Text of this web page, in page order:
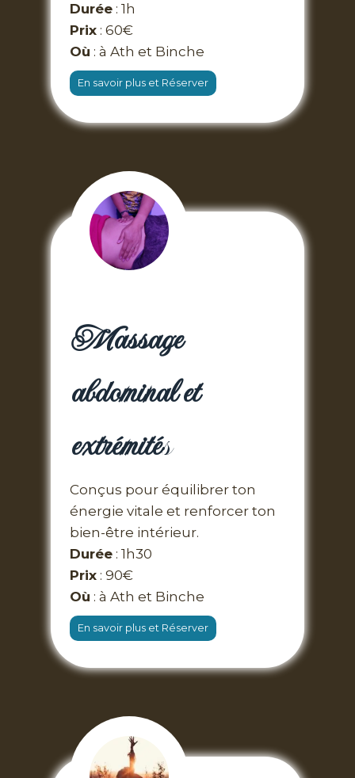
Durée : 1h
Prix : 60€
Où : à Ath et Binche
En savoir plus et Réserver
Massage
abdominal et
extrémités
Conçus pour équilibrer ton
énergie vitale et renforcer ton
bien-être intérieur.
Durée : 1h30
Prix : 90€
Où : à Ath et Binche
En savoir plus et Réserver